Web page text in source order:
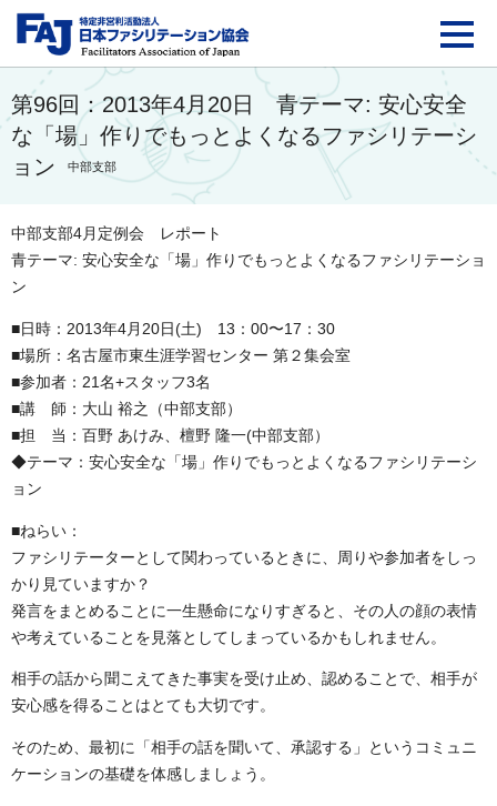
FAJ：特定非営利活動
第96回：2013年4月20日 青テーマ: 安心安全
な「場」作りでもっとよくなるファシリテーシ
ョン
中部支部
中部支部4月定例会 レポート
青テーマ: 安心安全な「場」作りでもっとよくなるファシリテーショ
ン
■日時：2013年4月20日(土) 13：00〜17：30
■場所：名古屋市東生涯学習センター 第２集会室
■参加者：21名+スタッフ3名
■講 師：大山 裕之（中部支部）
■担 当：百野 あけみ、檀野 隆一(中部支部）
◆テーマ：安心安全な「場」作りでもっとよくなるファシリテーシ
ョン
■ねらい：
ファシリテーターとして関わっているときに、周りや参加者をしっ
かり見ていますか？
発言をまとめることに一生懸命になりすぎると、その人の顔の表情
や考えていることを見落としてしまっているかもしれません。
相手の話から聞こえてきた事実を受け止め、認めることで、相手が
安心感を得ることはとても大切です。
そのため、最初に「相手の話を聞いて、承認する」というコミュニ
ケーションの基礎を体感しましょう。